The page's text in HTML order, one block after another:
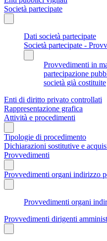
Società partecipate
Dati società partecipate
Società partecipate -
Provvedimenti in
partecipazione
società già costituite
Enti di diritto privato controllati
Rappresentazione grafica
Attività e procedimenti
Tipologie di procedimento
Dichiarazioni sostitutive e
Provvedimenti
Provvedimenti organi indirizzo
Provvedimenti organi
Provvedimenti dirigenti